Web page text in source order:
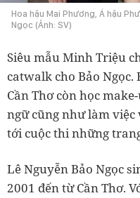
Hoa hậu Mai Phương, Á hậu
Ngọc (Ảnh: SV)
Siêu mẫu Minh Triệu
catwalk cho Bảo Ngọc.
Cần Thơ còn học
ngữ cũng như làm việc
tới cuộc thi những
Lê Nguyễn Bảo Ngọc
2001 đến từ Cần Thơ.